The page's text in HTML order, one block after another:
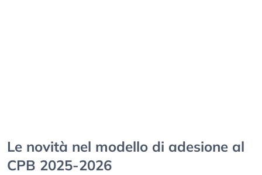
Le novità nel modello di adesione al
CPB 2025-2026